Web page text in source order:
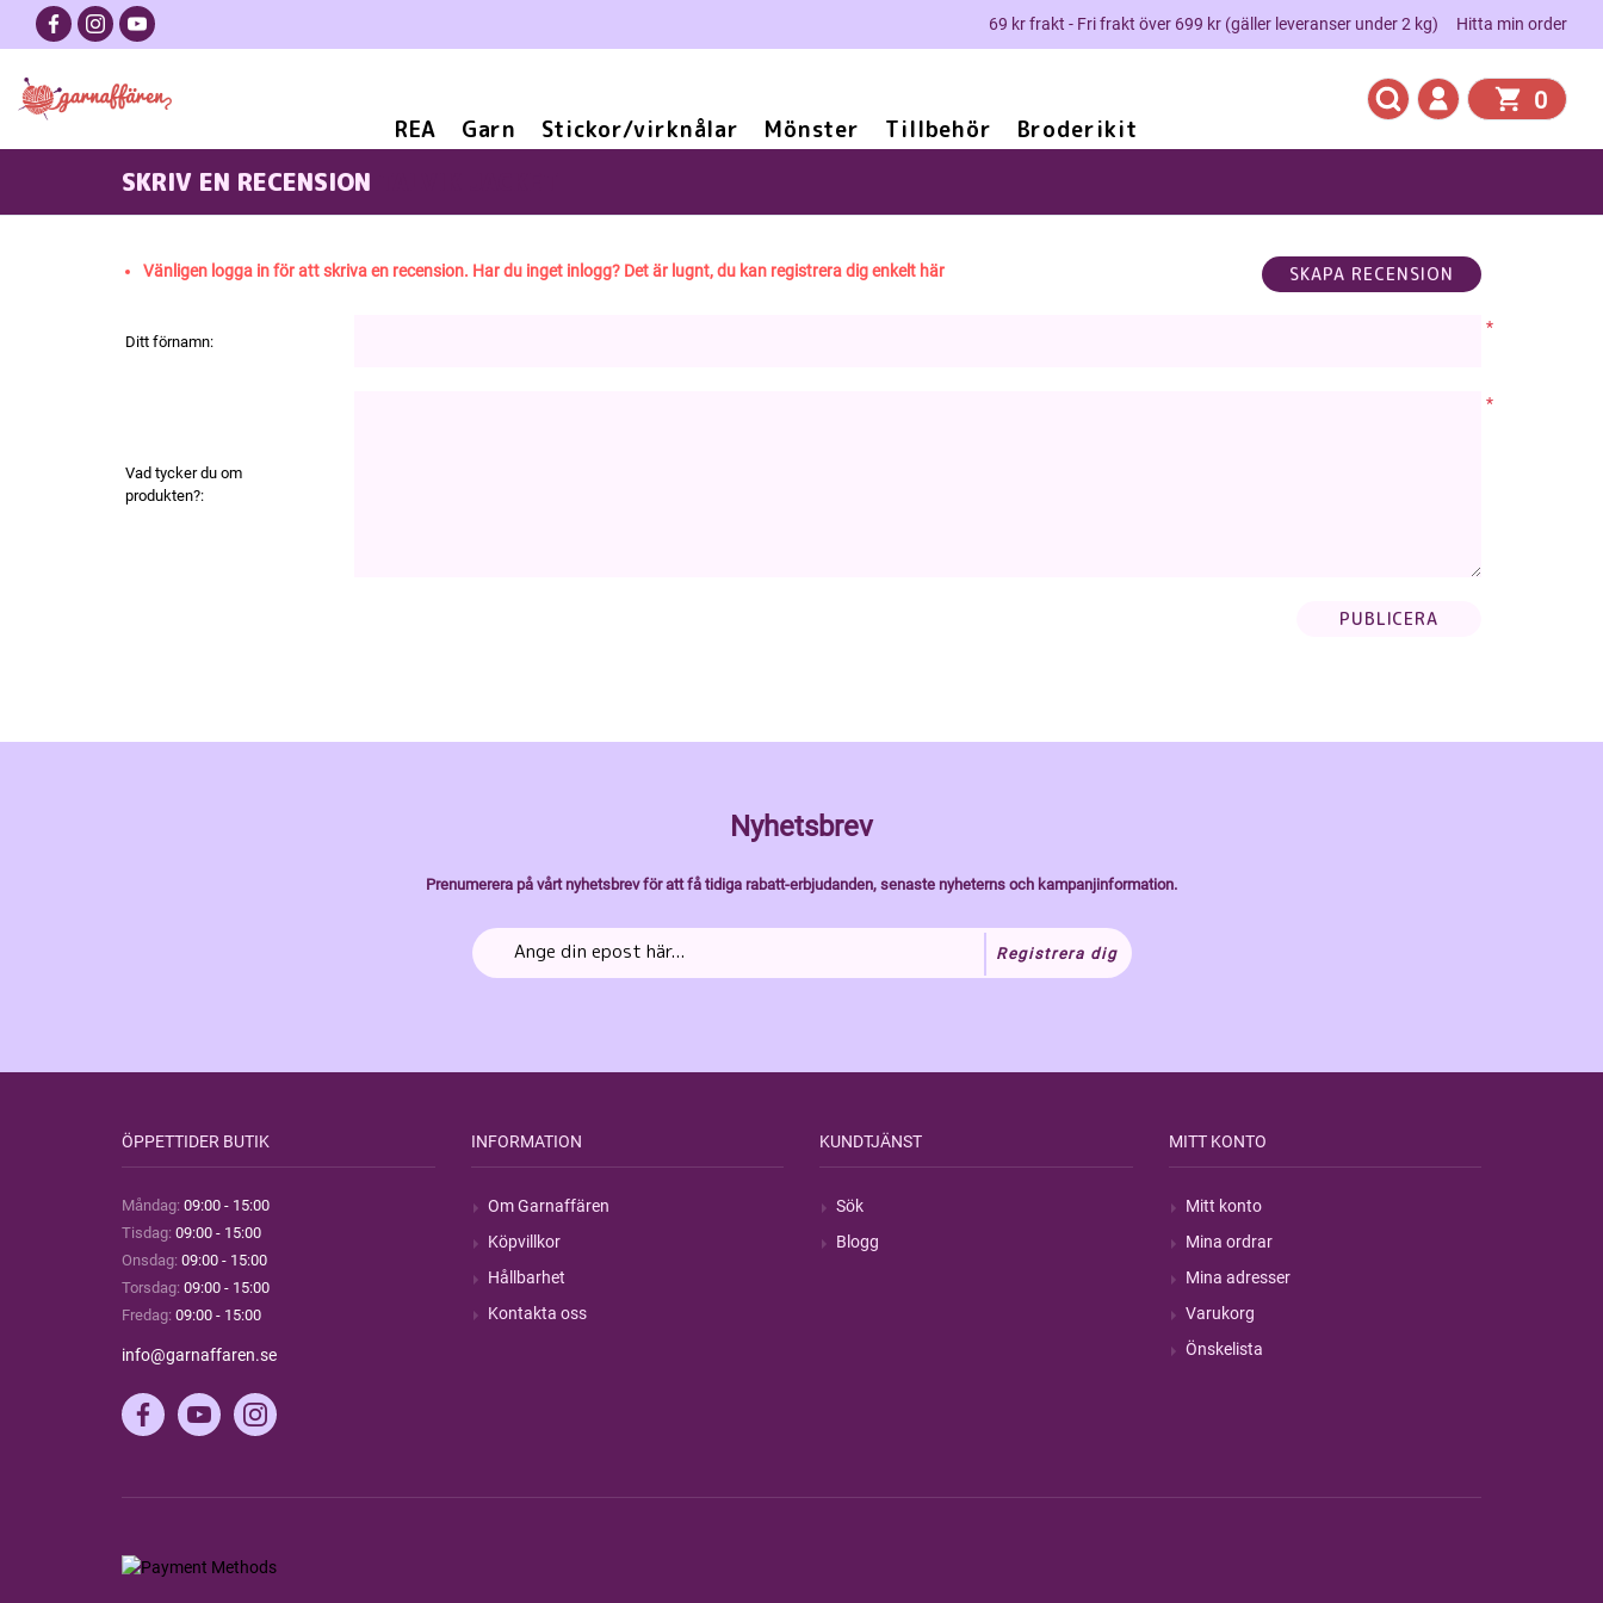
69 kr frakt - Fri frakt över 699 kr (gäller leveranser under 2 kg) Hitta min order
REA Garn Stickor/virknålar Mönster Tillbehör Broderikit
0
SKRIV EN RECENSION
Vänligen logga in för att skriva en recension. Har du inget inlogg? Det är lugnt, du kan registrera dig enkelt här
Ditt förnamn:
*
Vad tycker du om
produkten?:
*
Nyhetsbrev
Prenumerera på vårt nyhetsbrev för att få tidiga rabatt-erbjudanden, senaste nyheterns och kampanjinformation.
Registrera dig
ÖPPETTIDER BUTIK
Måndag: 09:00 - 15:00
Tisdag: 09:00 - 15:00
Onsdag: 09:00 - 15:00
Torsdag: 09:00 - 15:00
Fredag: 09:00 - 15:00
info@garnaffaren.se
INFORMATION
Om Garnaffären
Köpvillkor
Hållbarhet
Kontakta oss
KUNDTJÄNST
Sök
Blogg
MITT KONTO
Mitt konto
Mina ordrar
Mina adresser
Varukorg
Önskelista